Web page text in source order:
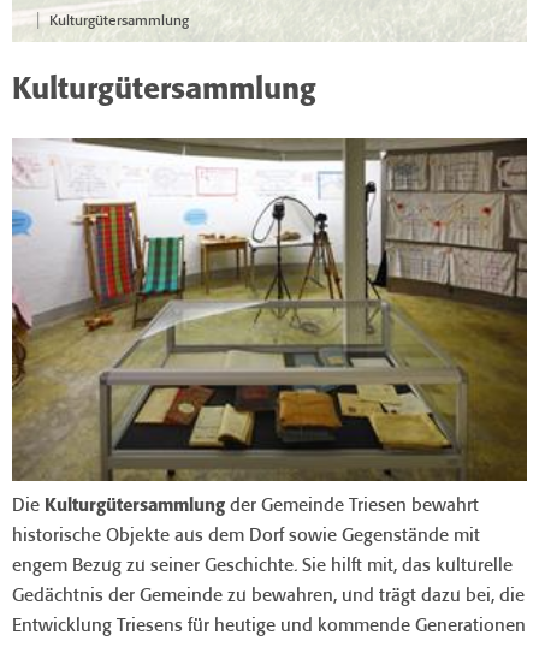
Kulturgütersammlung
Kulturgütersammlung
Die Kulturgütersammlung der Gemeinde Triesen bewahrt
historische Objekte aus dem Dorf sowie Gegenstände mit
engem Bezug zu seiner Geschichte. Sie hilft mit, das kulturelle
Gedächtnis der Gemeinde zu bewahren, und trägt dazu bei, die
Entwicklung Triesens für heutige und kommende Generationen